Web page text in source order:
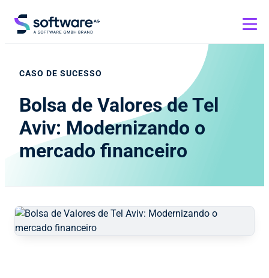
CASO DE SUCESSO
Bolsa de Valores de Tel
Aviv: Modernizando o
mercado financeiro